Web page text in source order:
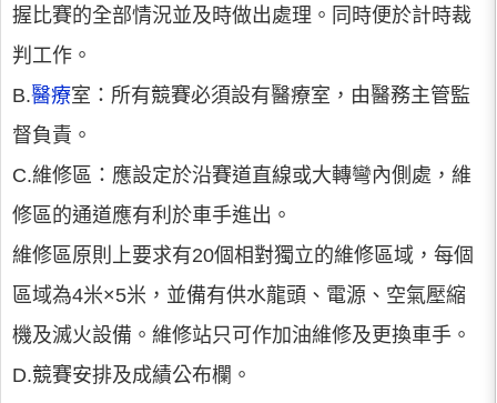
握比賽的全部情況並及時做出處理。同時便於計時裁
判工作。
B.醫療室：所有競賽必須設有醫療室，由醫務主管監
督負責。
C.維修區：應設定於沿賽道直線或大轉彎內側處，維
修區的通道應有利於車手進出。
維修區原則上要求有20個相對獨立的維修區域，每個
區域為4米×5米，並備有供水龍頭、電源、空氣壓縮
機及滅火設備。維修站只可作加油維修及更換車手。
D.競賽安排及成績公布欄。